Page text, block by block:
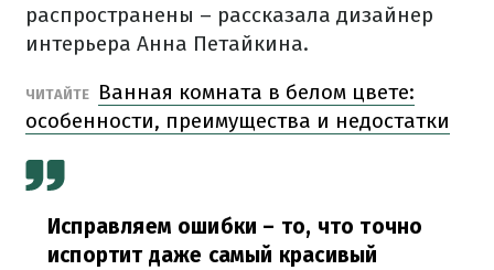
распространены – рассказала дизайнер
интерьера Анна Петайкина.
ЧИТАЙТЕ
Ванная комната в белом цвете:
особенности, преимущества и недостатки
Исправляем ошибки – то, что точно
испортит даже самый красивый